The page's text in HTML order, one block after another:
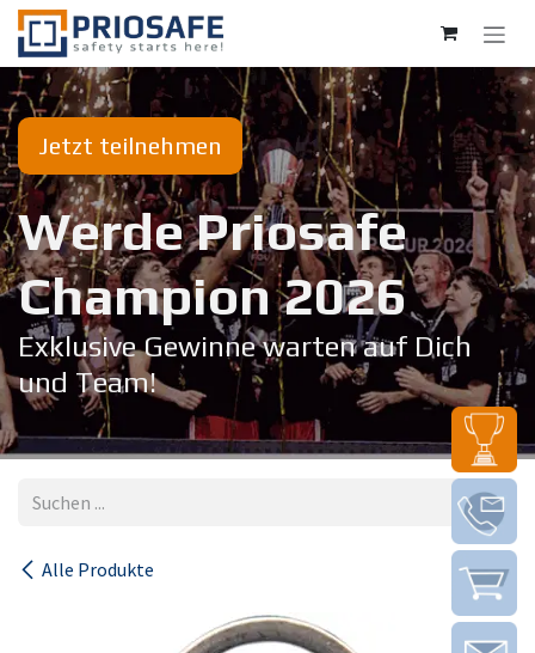
Zum Inhalt springen
Jetzt teilnehmen
Werde Priosafe
Champion 20​26
Exklusive Gewinne warten auf Dich
und Team!
Alle Produkte